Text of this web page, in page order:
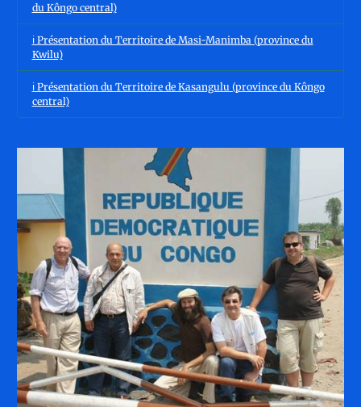
du Kôngo central)
ℹ️ Présentation du Territoire de Masi-Manimba (province du
Kwilu)
ℹ️ Présentation du Territoire de Kasangulu (province du Kôngo
central)